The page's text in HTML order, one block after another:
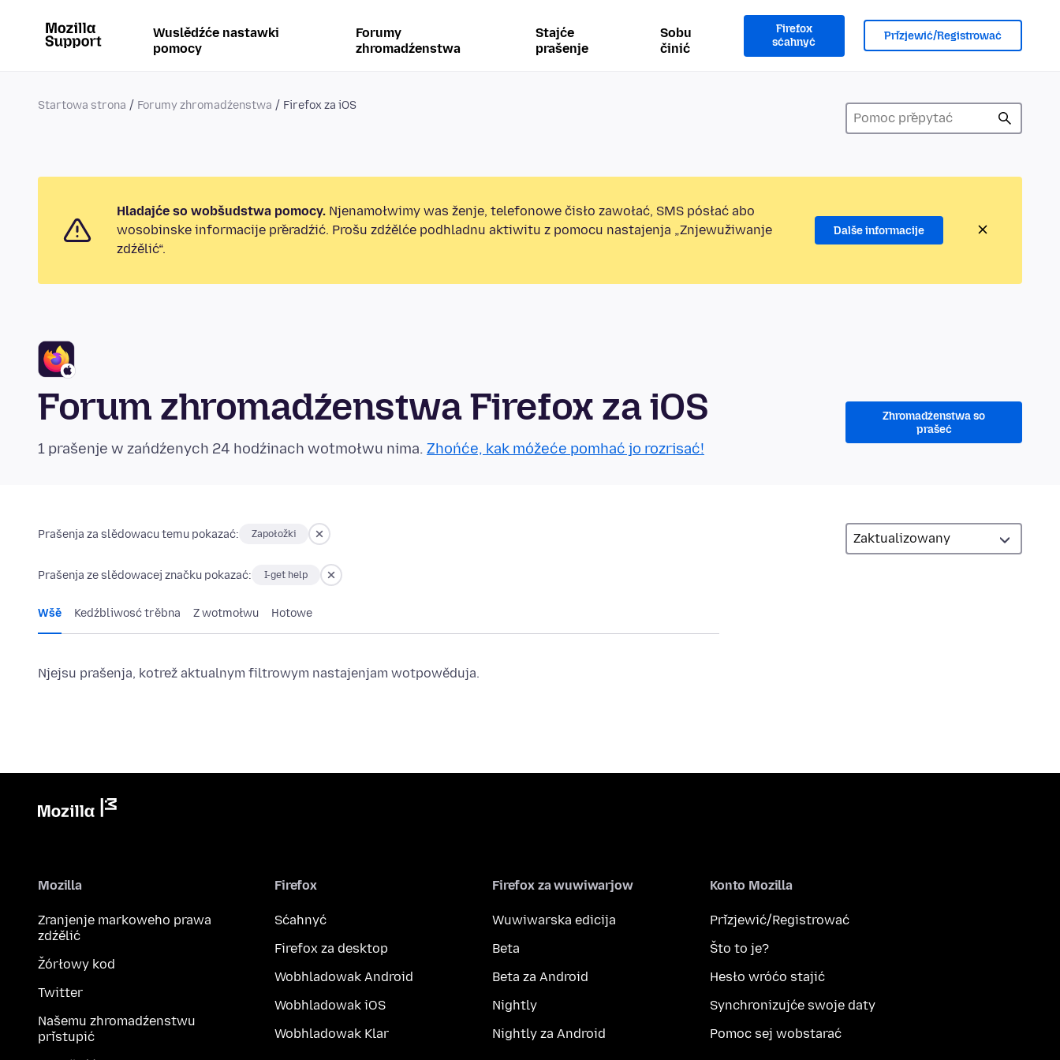
Wuslědźće nastawki
pomocy
Forumy
zhromadźenstwa
Stajće
prašenje
Sobu
činić
Firefox
sćahnyć
Přizjewić/Registrować
Startowa strona Forumy zhromadźenstwa Firefox za iOS
Hladajće so wobšudstwa pomocy. Njenamołwimy was ženje, telefonowe čisło zawołać, SMS pósłać abo
wosobinske informacije přeradźić. Prošu zdźělće podhladnu aktiwitu z pomocu nastajenja „Znjewužiwanje
zdźělić“.
Dalše informacije
Forum zhromadźenstwa Firefox za iOS
1 prašenje w zańdźenych 24 hodźinach wotmołwu nima. Zhońće, kak móžeće pomhać jo rozrisać!
Zhromadźenstwa so
prašeć
Prašenja za slědowacu temu pokazać: Zapołožki
Prašenja ze slědowacej značku pokazać: I-get help
Wšě Kedźbliwosć trěbna Z wotmołwu Hotowe
Njejsu prašenja, kotrež aktualnym filtrowym nastajenjam wotpowěduja.
Mozilla
Zranjenje markoweho prawa
zdźělić
Žórłowy kod
Twitter
Našemu zhromadźenstwu
přistupić
Firefox
Sćahnyć
Firefox za desktop
Wobhladowak Android
Wobhladowak iOS
Wobhladowak Klar
Firefox za wuwiwarjow
Wuwiwarska edicija
Beta
Beta za Android
Nightly
Nightly za Android
Konto Mozilla
Přizjewić/Registrować
Što to je?
Hesło wróćo stajić
Synchronizujće swoje daty
Pomoc sej wobstarać